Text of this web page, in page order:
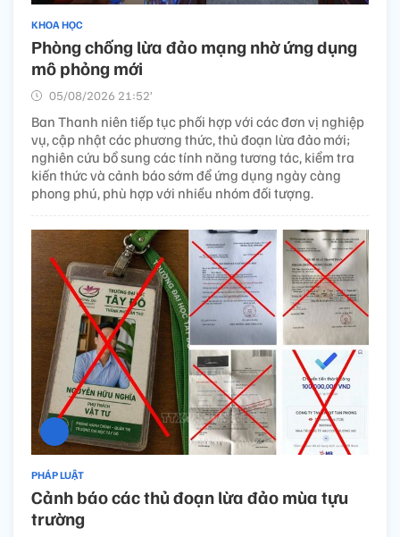
KHOA HỌC
Phòng chống lừa đảo mạng nhờ ứng dụng
mô phỏng mới
05/08/2026 21:52’
Ban Thanh niên tiếp tục phối hợp với các đơn vị nghiệp
vụ, cập nhật các phương thức, thủ đoạn lừa đảo mới;
nghiên cứu bổ sung các tính năng tương tác, kiểm tra
kiến thức và cảnh báo sớm để ứng dụng ngày càng
phong phú, phù hợp với nhiều nhóm đối tượng.
PHÁP LUẬT
Cảnh báo các thủ đoạn lừa đảo mùa tựu
trường